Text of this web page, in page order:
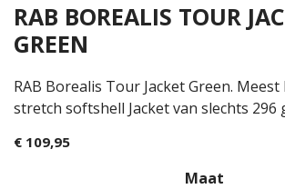
RAB BOREALIS TOUR
GREEN
RAB Borealis Tour Jacket Green.
stretch softshell Jacket van slechts 296
€ 109,95
Maat